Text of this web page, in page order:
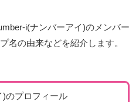
i(ナンバーアイ)のメンバー
名の由来などを紹介します。
)のプロフィール